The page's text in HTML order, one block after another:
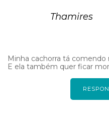
Thamires
Minha cachorra tá comendo
E ela também quer ficar